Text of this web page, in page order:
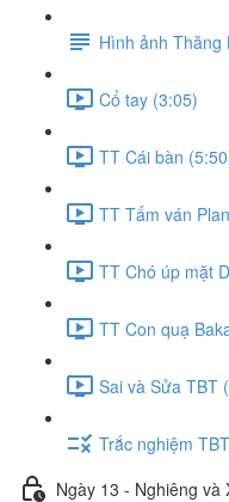
Hình ảnh Thăng
Cổ tay (3:05)
TT Cái bàn
TT Tấm ván
TT Chó úp mặt
TT Con quạ
Sai và Sửa TBT
Trắc nghiệm TBT
Ngày 13 - Nghiêng và